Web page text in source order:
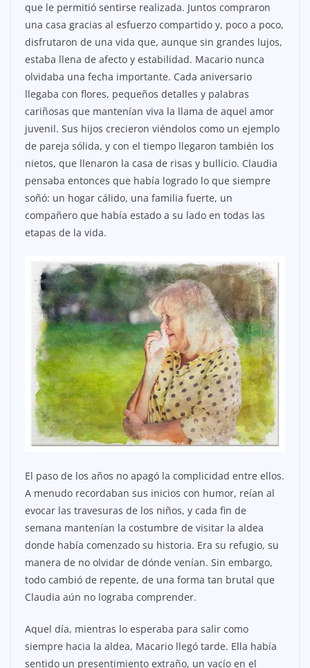
que le permitió sentirse realizada. Juntos compraron
una casa gracias al esfuerzo compartido y, poco a poco,
disfrutaron de una vida que, aunque sin grandes lujos,
estaba llena de afecto y estabilidad. Macario nunca
olvidaba una fecha importante. Cada aniversario
llegaba con flores, pequeños detalles y palabras
cariñosas que mantenían viva la llama de aquel amor
juvenil. Sus hijos crecieron viéndolos como un ejemplo
de pareja sólida, y con el tiempo llegaron también los
nietos, que llenaron la casa de risas y bullicio. Claudia
pensaba entonces que había logrado lo que siempre
soñó: un hogar cálido, una familia fuerte, un
compañero que había estado a su lado en todas las
etapas de la vida.
El paso de los años no apagó la complicidad entre ellos.
A menudo recordaban sus inicios con humor, reían al
evocar las travesuras de los niños, y cada fin de
semana mantenían la costumbre de visitar la aldea
donde había comenzado su historia. Era su refugio, su
manera de no olvidar de dónde venían. Sin embargo,
todo cambió de repente, de una forma tan brutal que
Claudia aún no lograba comprender.
Aquel día, mientras lo esperaba para salir como
siempre hacia la aldea, Macario llegó tarde. Ella había
sentido un presentimiento extraño, un vacío en el